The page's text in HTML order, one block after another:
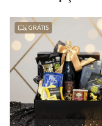
GRÁTIS